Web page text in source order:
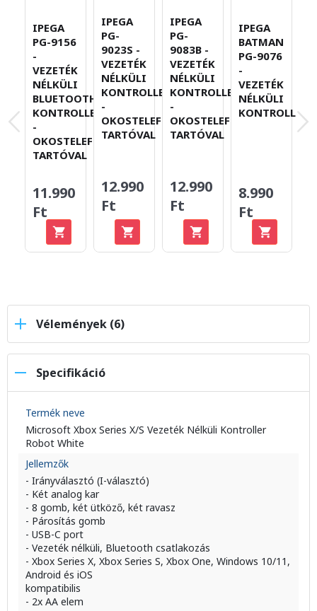
IPEGA
PG-9156
-
VEZETÉK
NÉLKÜLI
BLUETOOTH
KONTROLLER
-
OKOSTELEFON-
TARTÓVAL
11.990
Ft
IPEGA
PG-
9023S -
VEZETÉK
NÉLKÜLI
KONTROLLER
-
OKOSTELEFON-
TARTÓVAL
12.990
Ft
IPEGA
PG-
9083B -
VEZETÉK
NÉLKÜLI
KONTROLLER
-
OKOSTELEFON-
TARTÓVAL
12.990
Ft
IPEGA
BATMAN
PG-9076
-
VEZETÉK
NÉLKÜLI
KONTROLLER
8.990
Ft
Vélemények (6)
Specifikáció
Termék neve
Microsoft Xbox Series X/S Vezeték Nélküli Kontroller
Robot White
Jellemzők
- Irányválasztó (I-választó)
- Két analog kar
- 8 gomb, két ütköző, két ravasz
- Párosítás gomb
- USB-C port
- Vezeték nélküli, Bluetooth csatlakozás
- Xbox Series X, Xbox Series S, Xbox One, Windows 10/11,
Android és iOS
kompatibilis
- 2x AA elem